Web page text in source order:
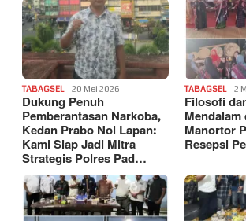
TABAGSEL 20 Mei 2026
Dukung Penuh
Pemberantasan Narkoba,
Kedan Prabo Nol Lapan:
Kami Siap Jadi Mitra
Strategis Polres Pad…
TABAGSEL 2
Filosofi
Manortor
Resepsi